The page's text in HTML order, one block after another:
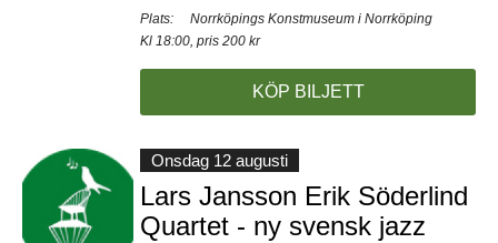
Plats:
Norrköpings Konstmuseum i Norrköping
Kl 18:00, pris 200 kr
KÖP BILJETT
Onsdag 12 augusti
Lars Jansson Erik Söderlind
Quartet - ny svensk jazz